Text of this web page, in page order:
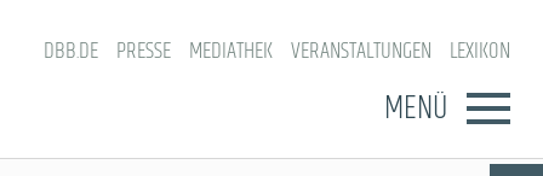
DBB.DE PRESSE MEDIATHEK VERANSTALTUNGEN LEXIKON
MENÜ